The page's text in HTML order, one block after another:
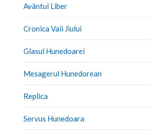
Avântul Liber
Cronica Vaii Jiului
Glasul Hunedoarei
Mesagerul Hunedorean
Replica
Servus Hunedoara